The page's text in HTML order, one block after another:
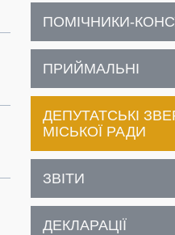
ПОМІЧНИКИ-
ПРИЙМАЛЬНІ
ДЕПУТАТСЬКІ
МІСЬКОЇ РАДИ
ЗВІТИ
ДЕКЛАРАЦІЇ